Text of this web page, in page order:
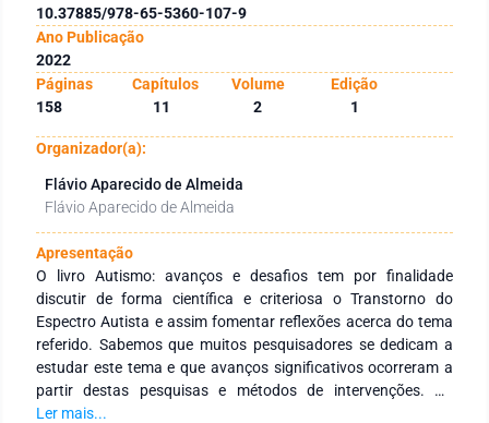
10.37885/978-65-5360-107-9
Ano Publicação
2022
Páginas
Capítulos Volume
Edição
158
11 2 1
Organizador(a):
Flávio Aparecido de Almeida
Flávio Aparecido de Almeida
Apresentação
O livro Autismo: avanços e desafios tem por finalidade
discutir de forma científica e criteriosa o Transtorno do
Espectro Autista e assim fomentar reflexões acerca do tema
referido. Sabemos que muitos pesquisadores se dedicam a
estudar este tema e que avanços significativos ocorreram a
partir destas pesquisas e métodos de intervenções. Ao
falarmos sobre autismo, precisamos atribuir pluralidades,
Ler mais...